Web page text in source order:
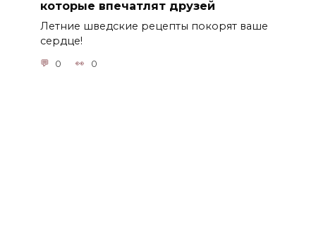
которые впечатлят друзей
Летние шведские рецепты покорят ваше
сердце!
0 0